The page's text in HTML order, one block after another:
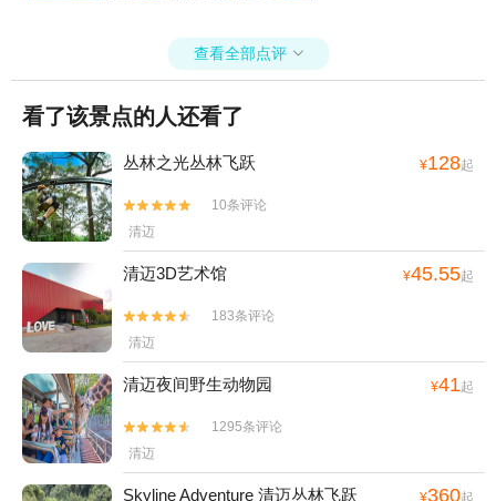
查看全部点评 
看了该景点的人还看了
丛林之光丛林飞跃 ¥128起


10条评论
清迈
清迈3D艺术馆 ¥45.55起


183条评论
清迈
清迈夜间野生动物园 ¥41起


1295条评论
清迈
Skyline Adventure 清迈丛林飞跃 ¥360起